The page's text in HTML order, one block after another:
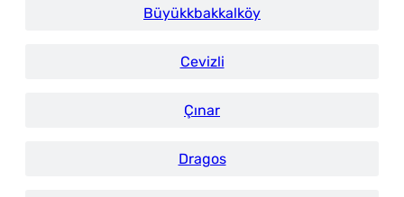
Büyükkbakkalköy
Cevizli
Çınar
Dragos